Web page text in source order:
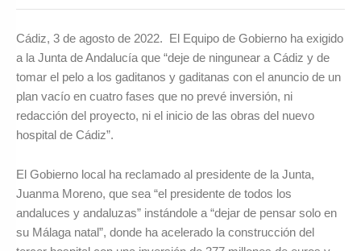
Cádiz, 3 de agosto de 2022. El Equipo de Gobierno ha exigido
a la Junta de Andalucía que “deje de ningunear a Cádiz y de
tomar el pelo a los gaditanos y gaditanas con el anuncio de un
plan vacío en cuatro fases que no prevé inversión, ni
redacción del proyecto, ni el inicio de las obras del nuevo
hospital de Cádiz”.
El Gobierno local ha reclamado al presidente de la Junta,
Juanma Moreno, que sea “el presidente de todos los
andaluces y andaluzas” instándole a “dejar de pensar solo en
su Málaga natal”, donde ha acelerado la construcción del